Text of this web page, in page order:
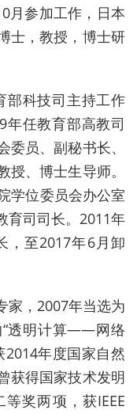
月参加工作，日本
士，教授，博士研
部科技司主持工作
年任教育部高教司
员、副秘书长、
、博士生导师。
学位委员会办公室
育司司长。2011年
，至2017年6月卸
家，2007年当选为
“透明计算——网络
年度国家自然
获得国家技术发明
奖两项，获IEEE